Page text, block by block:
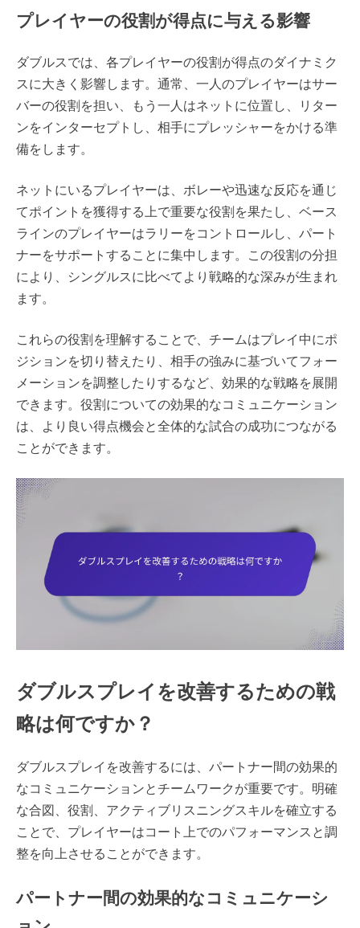
プレイヤーの役割が得点に与える影響
ダブルスでは、各プレイヤーの役割が得点のダイナミク
スに大きく影響します。通常、一人のプレイヤーはサー
バーの役割を担い、もう一人はネットに位置し、リター
ンをインターセプトし、相手にプレッシャーをかける準
備をします。
ネットにいるプレイヤーは、ボレーや迅速な反応を通じ
てポイントを獲得する上で重要な役割を果たし、ベース
ラインのプレイヤーはラリーをコントロールし、パート
ナーをサポートすることに集中します。この役割の分担
により、シングルスに比べてより戦略的な深みが生まれ
ます。
これらの役割を理解することで、チームはプレイ中にポ
ジションを切り替えたり、相手の強みに基づいてフォー
メーションを調整したりするなど、効果的な戦略を展開
できます。役割についての効果的なコミュニケーション
は、より良い得点機会と全体的な試合の成功につながる
ことができます。
ダブルスプレイを改善するための戦
略は何ですか？
ダブルスプレイを改善するには、パートナー間の効果的
なコミュニケーションとチームワークが重要です。明確
な合図、役割、アクティブリスニングスキルを確立する
ことで、プレイヤーはコート上でのパフォーマンスと調
整を向上させることができます。
パートナー間の効果的なコミュニケーシ